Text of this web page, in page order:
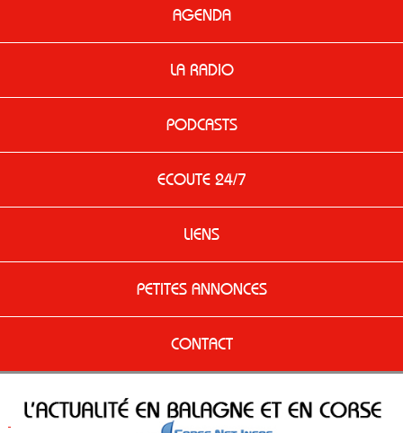
AGENDA
LA RADIO
PODCASTS
ECOUTE 24/7
LIENS
PETITES ANNONCES
CONTACT